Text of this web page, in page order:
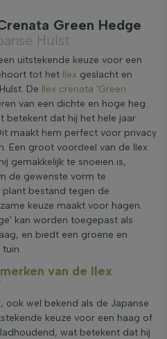
Green Hedge
Hulst
uitstekende keuze voor een
tot het Ilex geslacht en
De Ilex crenata 'Green
van een dichte en hoge heg.
betekent dat hij het hele jaar
maakt hem perfect voor privacy
Een groot voordeel van de Ilex
gemakkelijk te snoeien is,
de gewenste vorm te
plant bestand tegen de
keuze maakt voor hagen.
kan worden toegepast als
en biedt een groene en
van de Ilex
ook wel bekend als de Japanse
keuze voor een haag of
wat betekent dat hij